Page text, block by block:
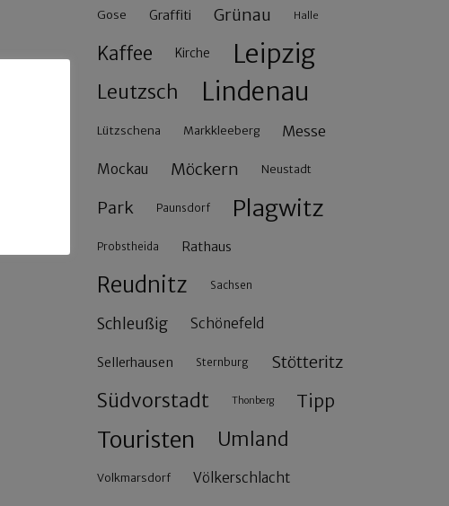
Gose Graffiti Grünau Halle
Kaffee Kirche Leipzig
Leutzsch Lindenau
Lützschena Markkleeberg Messe
Mockau Möckern Neustadt
Park Paunsdorf Plagwitz
Probstheida Rathaus
Reudnitz Sachsen
Schleußig Schönefeld
Sellerhausen Sternburg Stötteritz
Südvorstadt Thonberg Tipp
Touristen Umland
Volkmarsdorf Völkerschlacht